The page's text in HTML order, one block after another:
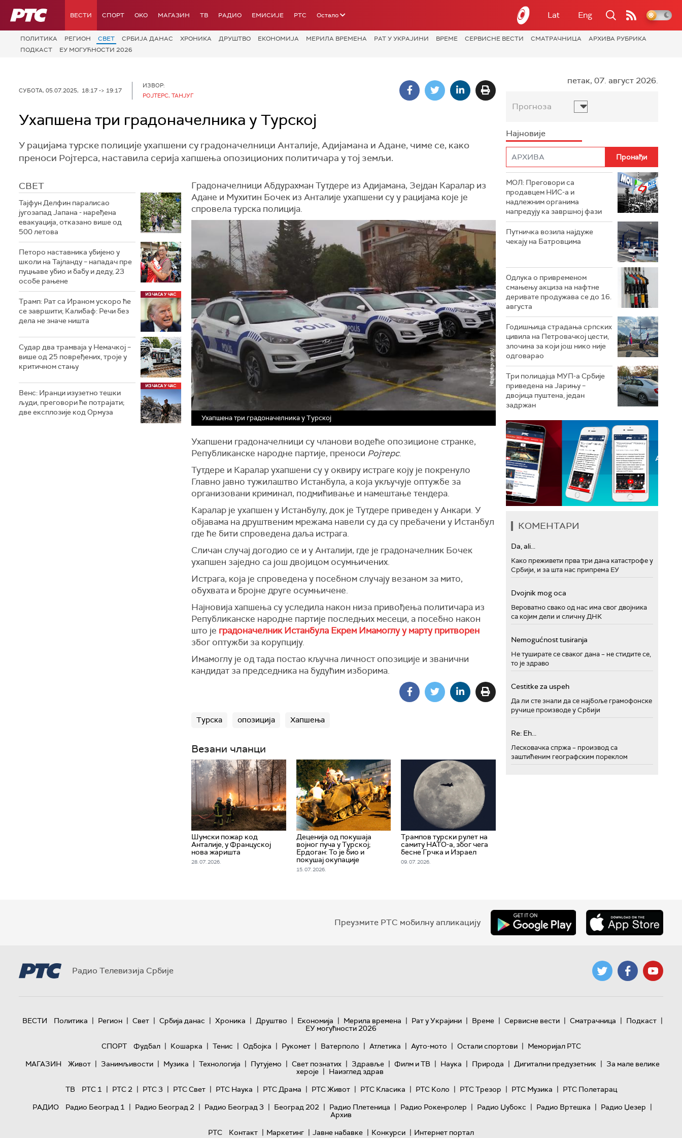
РТС ВЕСТИ СПОРТ OKO МАГАЗИН ТВ РАДИО ЕМИСИЈЕ РТС Остало Lat Eng
ПОЛИТИКА РЕГИОН СВЕТ СРБИЈА ДАНАС ХРОНИКА ДРУШТВО ЕКОНОМИЈА МЕРИЛА ВРЕМЕНА РАТ У УКРАЈИНИ ВРЕМЕ СЕРВИСНЕ ВЕСТИ СМАТРАЧНИЦА
АРХИВА РУБРИКА
ПОДКАСТ
ЕУ МОГУЋНОСТИ 2026
СУБОТА, 05.07.2025, 18:17 -> 19:17
ИЗВОР:
РОЈТЕРС, ТАНЈУГ
Ухапшена три градоначелника у Турској
У рацијама турске полиције ухапшени су градоначелници Анталије, Адијамана и Адане, чиме се, како
преноси Ројтерса, наставила серија хапшења опозиционих политичара у тој земљи.
СВЕТ
Тајфун Делфин паралисао
југозапад Јапана - наређена
евакуација, отказано више од
500 летова
Петоро наставника убијено у
школи на Тајланду – нападач пре
пуцњаве убио и бабу и деду, 23
особе рањене
Трамп: Рат са Ираном ускоро ће
се завршити; Калибаф: Речи без
дела не значе ништа
Судар два трамваја у Немачкој –
више од 25 повређених, троје у
критичном стању
Венс: Иранци изузетно тешки
људи, преговори ће потрајати;
две експлозије код Ормуза
Градоначелници Абдурахман Тутдере из Адијамана, Зејдан Каралар из
Адане и Мухитин Бочек из Анталије ухапшени су у рацијама које је
спровела турска полиција.
Ухапшена три градоначелника у Турској
Ухапшени градоначелници су чланови водеће опозиционе странке,
Републиканске народне партије, преноси Ројтерс.
Тутдере и Каралар ухапшени су у оквиру истраге коју је покренуло
Главно јавно тужилаштво Истанбула, а која укључује оптужбе за
организовани криминал, подмићивање и намештање тендера.
Каралар је ухапшен у Истанбулу, док је Тутдере приведен у Анкари. У
објавама на друштвеним мрежама навели су да су пребачени у Истанбул
где ће бити спроведена даља истрага.
Сличан случај догодио се и у Анталији, где је градоначелник Бочек
ухапшен заједно са још двојицом осумњичених.
Истрага, која је спроведена у посебном случају везаном за мито,
обухвата и бројне друге осумњичене.
Најновија хапшења су уследила након низа привођења политичара из
Републиканске народне партије последњих месеци, а посебно након
што је градоначелник Истанбула Екрем Имамоглу у марту притворен
због оптужби за корупцију.
Имамоглу је од тада постао кључна личност опозиције и званични
кандидат за председника на будућим изборима.
Турска опозиција Хапшења
Везани чланци
Шумски пожар код
Анталије, у Француској
нова жаришта
28. 07. 2026.
Деценија од покушаја
војног пуча у Турској;
Ердоган: То је био и
покушај окупације
15. 07. 2026.
Трампов турски рулет на
самиту НАТО-а, због чега
бесне Грчка и Израел
09. 07. 2026.
петак, 07. август 2026.
Прогноза
Најновије
МОЛ: Преговори са
продавцем НИС-а и
надлежним органима
напредују ка завршној фази
Путничка возила најдуже
чекају на Батровцима
Одлука о привременом
смањењу акциза на нафтне
деривате продужава се до 16.
августа
Годишњица страдања српских
цивила на Петровачкој цести,
злочина за који још нико није
одговарао
Три полицајца МУП-а Србије
приведена на Јарињу –
двојица пуштена, један
задржан
КОМЕНТАРИ
Da, ali...
Како преживети прва три дана катастрофе у
Србији, и за шта нас припрема ЕУ
Dvojnik mog oca
Вероватно свако од нас има свог двојника
са којим дели и сличну ДНК
Nemogućnost tusiranja
Не туширате се сваког дана – не стидите се,
то је здраво
Cestitke za uspeh
Да ли сте знали да се најбоље грамофонске
ручице производе у Србији
Re: Eh...
Лесковачка спржа – производ са
заштићеним географским пореклом
Преузмите РТС мобилну апликацију
Радио Телевизија Србије
ВЕСТИ Политика | Регион | Свет | Србија данас | Хроника | Друштво | Економија | Мерила времена | Рат у Украјини | Време | Сервисне вести | Сматрачница | Подкаст |
ЕУ могућности 2026
СПОРТ
Фудбал | Кошарка | Тенис | Одбојка | Рукомет | Ватерполо | Атлетика | Ауто-мото | Остали спортови | Меморијал РТС
МАГАЗИН
Живот | Занимљивости | Музика | Технологијa | Путујемо | Свет познатих | Здравље | Филм и ТВ | Наука | Природа | Дигитални предузетник | За мале велике
хероје | Наизглед здрав
ТВ
РТС 1 | РТС 2 | РТС 3 | РТС Свет | РТС Наука | РТС Драма | РТС Живот | РТС Класика | РТС Коло | РТС Трезор | РТС Музика | РТС Полетарац
РАДИО
Радио Београд 1 | Радио Београд 2 | Радио Београд 3 | Београд 202 | Радио Плетеница | Радио Рокенролер | Радио Џубокс | Радио Вртешка | Радио Џезер |
Архив
РТС
Контакт | Маркетинг | Јавне набавке | Конкурси | Интернет портал